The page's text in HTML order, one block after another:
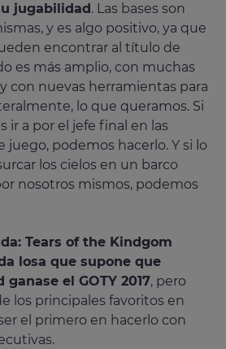
jugabilidad . Las bases son
y es algo positivo, ya que
encontrar al título de
es más amplio, con muchas
con nuevas herramientas para
lo que queramos. Si
ir a por el jefe final en las
juego, podemos hacerlo. Y si lo
los cielos en un barco
nosotros mismos, podemos
Tears of the Kindgom
losa que supone que
el GOTY 2017, pero
los principales favoritos en
el primero en hacerlo con